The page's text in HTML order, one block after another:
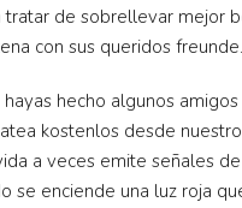
tratar de sobrellevar mejor
con sus queridos freunde.
hayas hecho algunos
kostenlos desde
a veces emite señales
se enciende una luz roja